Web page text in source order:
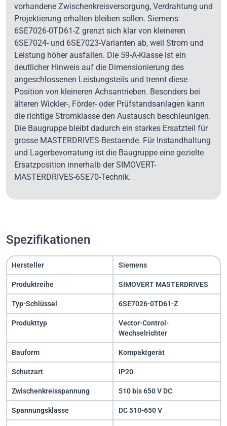
vorhandene Zwischenkreisversorgung, Verdrahtung und
Projektierung erhalten bleiben sollen. Siemens
6SE7026-0TD61-Z grenzt sich klar von kleineren
6SE7024- und 6SE7023-Varianten ab, weil Strom und
Leistung höher ausfallen. Die 59-A-Klasse ist ein
deutlicher Hinweis auf die Dimensionierung des
angeschlossenen Leistungsteils und trennt diese
Position von kleineren Achsantrieben. Besonders bei
älteren Wickler-, Förder- oder Prüfstandsanlagen kann
die richtige Stromklasse den Austausch beschleunigen.
Die Baugruppe bleibt dadurch ein starkes Ersatzteil für
grosse MASTERDRIVES-Bestaende. Für Instandhaltung
und Lagerbevorratung ist die Baugruppe eine gezielte
Ersatzposition innerhalb der SIMOVERT-
MASTERDRIVES-6SE70-Technik.
Spezifikationen
Hersteller Siemens
Produktreihe SIMOVERT MASTERDRIVES
Typ-Schlüssel 6SE7026-0TD61-Z
Produkttyp
Vector-Control-
Wechselrichter
Bauform Kompaktgerät
Schutzart IP20
Zwischenkreisspannung 510 bis 650 V DC
Spannungsklasse DC 510-650 V